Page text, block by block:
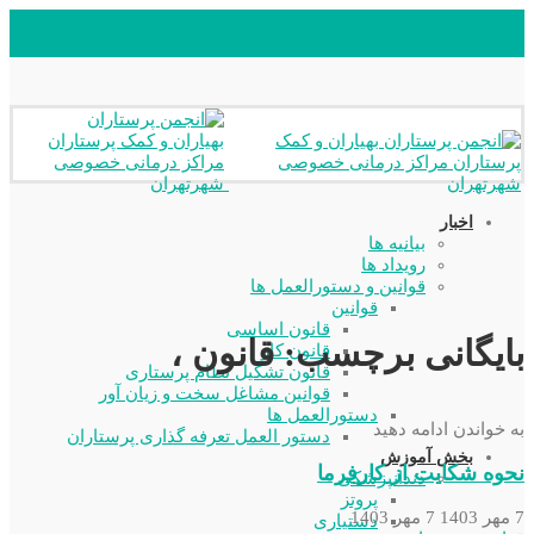
اخبار
بیانیه ها
رویداد ها
قوانین و دستورالعمل ها
قوانین
قانون اساسی
قانون کار
قانون تشکیل نظام پرستاری
قوانین مشاغل سخت و زیان آور
دستورالعمل ها
دستور العمل تعرفه گذاری پرستاران
بخش آموزش
دندانپزشکی
پروتز
دستیاری
بایگانی برچسب: قانون ،
به خواندن ادامه دهید
نحوه شکایت از کارفرما
7 مهر 1403
7 مهر 1403